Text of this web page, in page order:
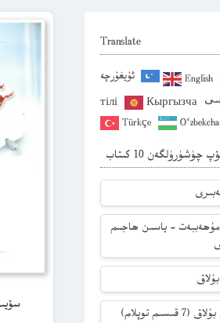
Translate
ئۇيغۇرچە English
тілі
Кыргызча
Türkçe
O‘zbekcha
10 كىتاب
مۇھەببەت – ياسىن ھاجىم
قىسىم توپلام)